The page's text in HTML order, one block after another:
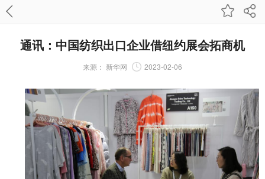
通讯：中国纺织出口企业借纽约展会拓商机
来源： 新华网 2023-02-06